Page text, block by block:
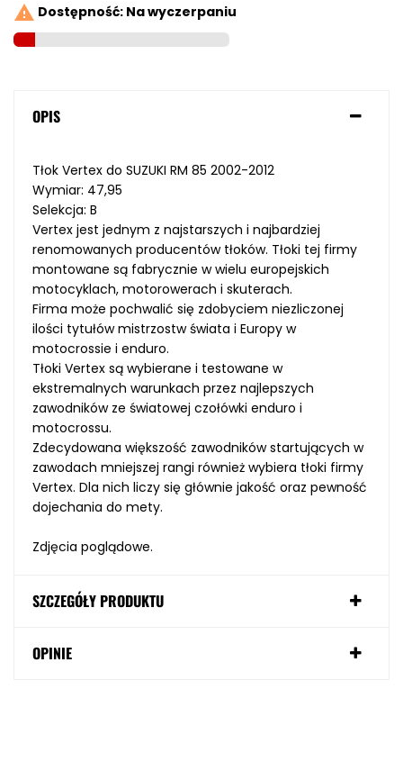
 Dostępność: Na wyczerpaniu
OPIS
Tłok Vertex do SUZUKI RM 85 2002-2012
Wymiar: 47,95
Selekcja: B
Vertex jest jednym z najstarszych i najbardziej
renomowanych producentów tłoków. Tłoki tej firmy
montowane są fabrycznie w wielu europejskich
motocyklach, motorowerach i skuterach.
Firma może pochwalić się zdobyciem niezliczonej
ilości tytułów mistrzostw świata i Europy w
motocrossie i enduro.
Tłoki Vertex są wybierane i testowane w
ekstremalnych warunkach przez najlepszych
zawodników ze światowej czołówki enduro i
motocrossu.
Zdecydowana większość zawodników startujących w
zawodach mniejszej rangi również wybiera tłoki firmy
Vertex. Dla nich liczy się głównie jakość oraz pewność
dojechania do mety.
Zdjęcia poglądowe.
SZCZEGÓŁY PRODUKTU
OPINIE